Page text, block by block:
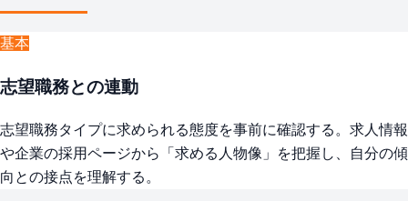
基本
志望職務との連動
志望職務タイプに求められる態度を事前に確認する。求人情報
や企業の採用ページから「求める人物像」を把握し、自分の傾
向との接点を理解する。